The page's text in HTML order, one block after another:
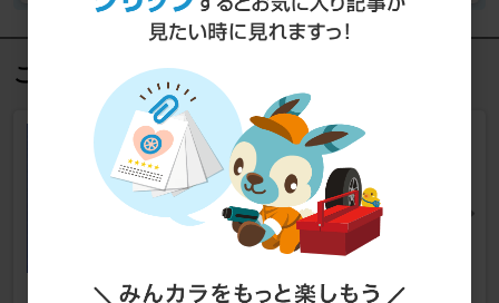
この記事を見た人におすすめ
ラジエーターファン・エアコン
コンデンサ・エアコンマグネッ
トクラッチパワーリレー交換作
業
[PP]
52
3